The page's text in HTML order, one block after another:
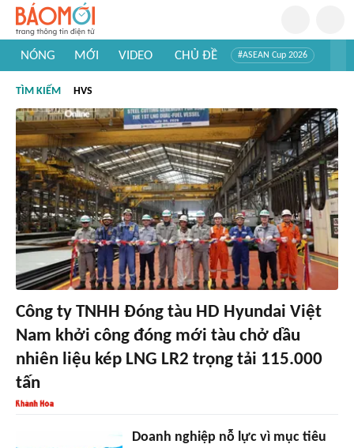
NÓNG MỚI VIDEO CHỦ ĐỀ #ASEAN Cup 2026
#Khám phá thế giới
TÌM KIẾM HVS
Công ty TNHH Đóng tàu HD Hyundai Việt
Nam khởi công đóng mới tàu chở dầu
nhiên liệu kép LNG LR2 trọng tải 115.000
tấn
Doanh nghiệp nỗ lực vì mục tiêu